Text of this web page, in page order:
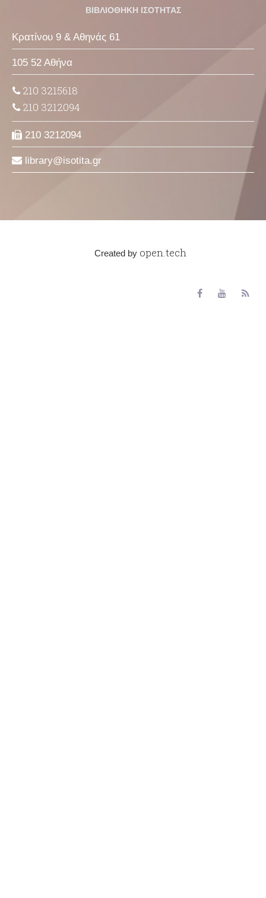
ΒΙΒΛΙΟΘΗΚΗ ΙΣΟΤΗΤΑΣ
Κρατίνου 9 & Αθηνάς 61
105 52 Αθήνα
210 3215618
210 3212094
210 3212094
library isotita gr
Created by open.tech